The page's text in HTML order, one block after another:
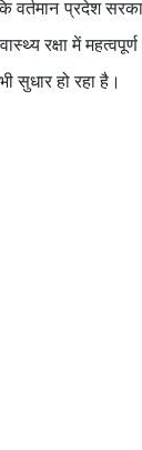
प्रदेश
रक्षा में
सुधार हो रहा है।